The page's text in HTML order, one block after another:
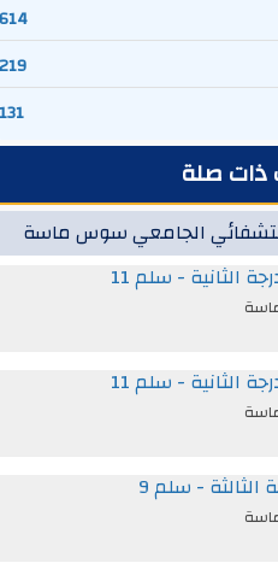
614
219
131
صلة
الجامعي سوس ماسة
- سلم 11
- سلم 11
- سلم 9